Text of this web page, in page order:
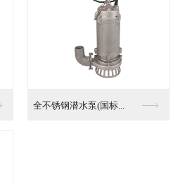
全不锈钢潜水泵(国标...